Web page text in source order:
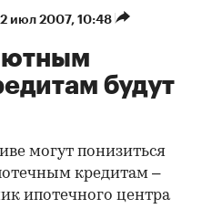
июл 2007, 10:48
будут
могут понизиться
кредитам –
ипотечного центра